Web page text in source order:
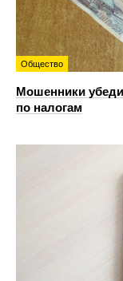
Общество
Мошенники
по налогам